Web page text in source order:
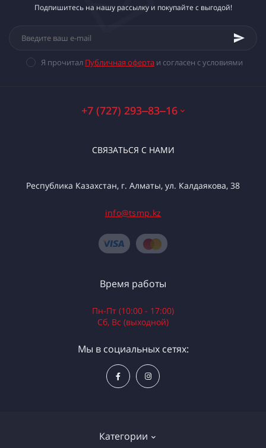
Подпишитесь на нашу рассылку и покупайте с выгодой!
Я прочитал Публичная оферта и согласен с условиями
+7 (727) 293‒83‒16
СВЯЗАТЬСЯ С НАМИ
Республика Казахстан, г. Алматы, ул. Калдаякова, 38
info@tsmp.kz
Категории
Время работы
Пн-Пт (10:00 - 17:00)
Сб, Вс (выходной)
Мы в социальных сетях: